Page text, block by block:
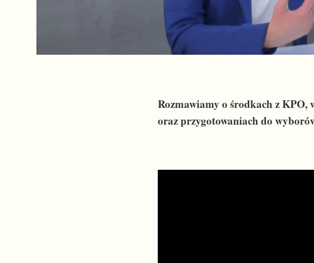
Rozmawiamy o środkach z
oraz przygotowaniach do